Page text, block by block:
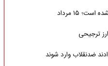
۱۵ مرداد
ترجیحی
ضدنقلاب وارد شوند